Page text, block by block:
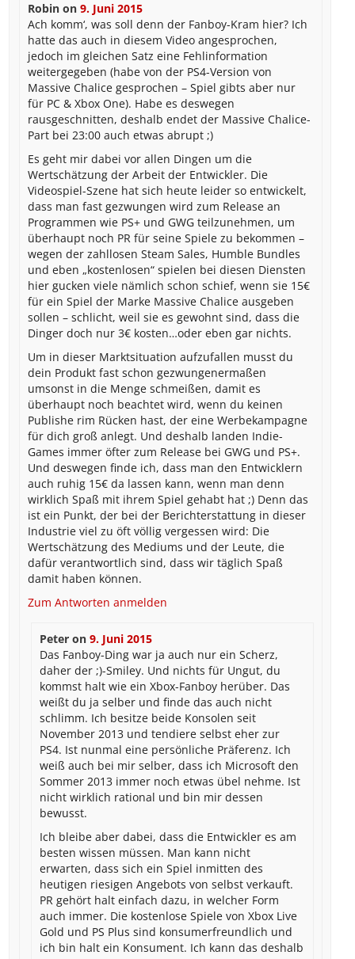
Robin on9. Juni 2015
Ach komm‘, was soll denn der Fanboy-Kram hier? Ich
hatte das auch in diesem Video angesprochen,
jedoch im gleichen Satz eine Fehlinformation
weitergegeben (habe von der PS4-Version von
Massive Chalice gesprochen – Spiel gibts aber nur
für PC & Xbox One). Habe es deswegen
rausgeschnitten, deshalb endet der Massive Chalice-
Part bei 23:00 auch etwas abrupt ;)
Es geht mir dabei vor allen Dingen um die
Wertschätzung der Arbeit der Entwickler. Die
Videospiel-Szene hat sich heute leider so entwickelt,
dass man fast gezwungen wird zum Release an
Programmen wie PS+ und GWG teilzunehmen, um
überhaupt noch PR für seine Spiele zu bekommen –
wegen der zahllosen Steam Sales, Humble Bundles
und eben „kostenlosen“ spielen bei diesen Diensten
hier gucken viele nämlich schon schief, wenn sie 15€
für ein Spiel der Marke Massive Chalice ausgeben
sollen – schlicht, weil sie es gewohnt sind, dass die
Dinger doch nur 3€ kosten…oder eben gar nichts.
Um in dieser Marktsituation aufzufallen musst du
dein Produkt fast schon gezwungenermaßen
umsonst in die Menge schmeißen, damit es
überhaupt noch beachtet wird, wenn du keinen
Publishe rim Rücken hast, der eine Werbekampagne
für dich groß anlegt. Und deshalb landen Indie-
Games immer öfter zum Release bei GWG und PS+.
Und deswegen finde ich, dass man den Entwicklern
auch ruhig 15€ da lassen kann, wenn man denn
wirklich Spaß mit ihrem Spiel gehabt hat ;) Denn das
ist ein Punkt, der bei der Berichterstattung in dieser
Industrie viel zu öft völlig vergessen wird: Die
Wertschätzung des Mediums und der Leute, die
dafür verantwortlich sind, dass wir täglich Spaß
damit haben können.
Zum Antworten anmelden
Peter on9. Juni 2015
Das Fanboy-Ding war ja auch nur ein Scherz,
daher der ;)-Smiley. Und nichts für Ungut, du
kommst halt wie ein Xbox-Fanboy herüber. Das
weißt du ja selber und finde das auch nicht
schlimm. Ich besitze beide Konsolen seit
November 2013 und tendiere selbst eher zur
PS4. Ist nunmal eine persönliche Präferenz. Ich
weiß auch bei mir selber, dass ich Microsoft den
Sommer 2013 immer noch etwas übel nehme. Ist
nicht wirklich rational und bin mir dessen
bewusst.
Ich bleibe aber dabei, dass die Entwickler es am
besten wissen müssen. Man kann nicht
erwarten, dass sich ein Spiel inmitten des
heutigen riesigen Angebots von selbst verkauft.
PR gehört halt einfach dazu, in welcher Form
auch immer. Die kostenlose Spiele von Xbox Live
Gold und PS Plus sind konsumerfreundlich und
ich bin halt ein Konsument. Ich kann das deshalb